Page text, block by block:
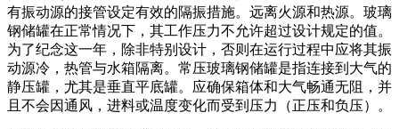
有振动源的接管设定有效的隔振措施。远离火源和热源。玻璃
钢储罐在正常情况下，其工作压力不允许超过设计规定的值。
为了纪念这一年，除非特别设计，否则在运行过程中应将其振
动源冷，热管与水箱隔离。常压玻璃钢储罐是指连接到大气的
静压罐，尤其是垂直平底罐。应确保箱体和大气畅通无阻，并
且不会因通风，进料或温度变化而受到压力（正压和负压）。